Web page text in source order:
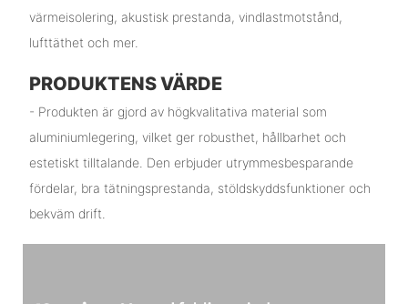
värmeisolering, akustisk prestanda, vindlastmotstånd,
lufttäthet och mer.
PRODUKTENS VÄRDE
- Produkten är gjord av högkvalitativa material som
aluminiumlegering, vilket ger robusthet, hållbarhet och
estetiskt tilltalande. Den erbjuder utrymmesbesparande
fördelar, bra tätningsprestanda, stöldskyddsfunktioner och
bekväm drift.